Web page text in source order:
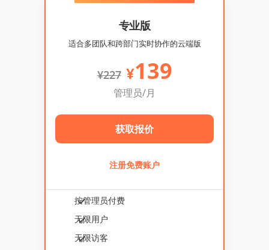
专业版
适合多团队和跨部门实时协作的云端版
¥227 ¥139
管理员/月
获取报价
注册免费账户
按管理员付费
无限用户
无限访客